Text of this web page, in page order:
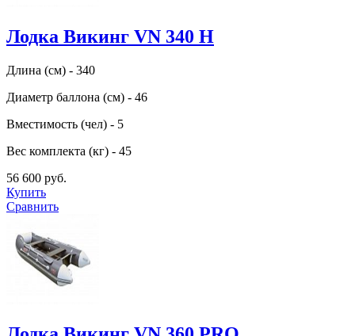
Лодка Викинг VN 340 H
Длина (см) - 340
Диаметр баллона (см) - 46
Вместимость (чел) - 5
Вес комплекта (кг) - 45
56 600 руб.
Купить
Сравнить